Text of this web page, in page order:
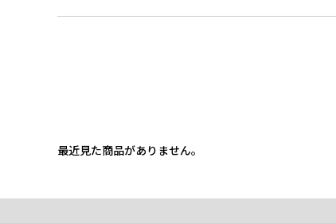
最近見た商品がありません。